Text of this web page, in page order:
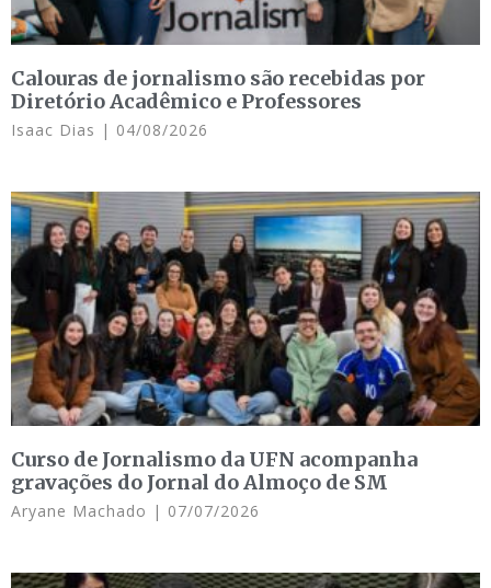
Calouras de jornalismo são recebidas por
Diretório Acadêmico e Professores
Isaac Dias 04/08/2026
Curso de Jornalismo da UFN acompanha
gravações do Jornal do Almoço de SM
Aryane Machado 07/07/2026